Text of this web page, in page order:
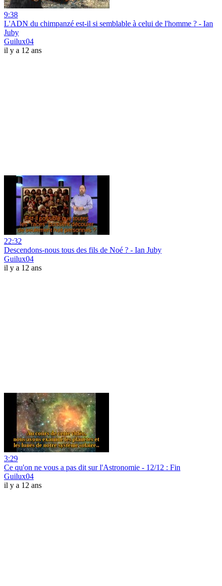
9:38
L'ADN du chimpanzé est-il si semblable à celui de l'homme ? - Ian
Juby
Guilux04
il y a 12 ans
22:32
Descendons-nous tous des fils de Noé ? - Ian Juby
Guilux04
il y a 12 ans
3:29
Ce qu'on ne vous a pas dit sur l'Astronomie - 12/12 : Fin
Guilux04
il y a 12 ans